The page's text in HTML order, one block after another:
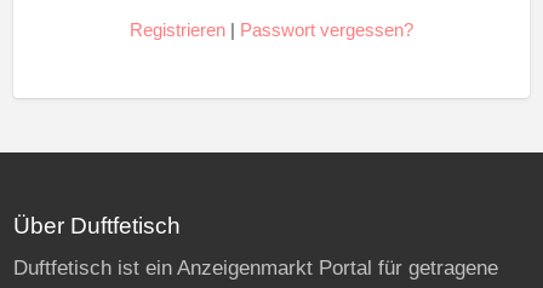
Registrieren | Passwort vergessen?
Über Duftfetisch
Duftfetisch ist ein Anzeigenmarkt Portal für getragene